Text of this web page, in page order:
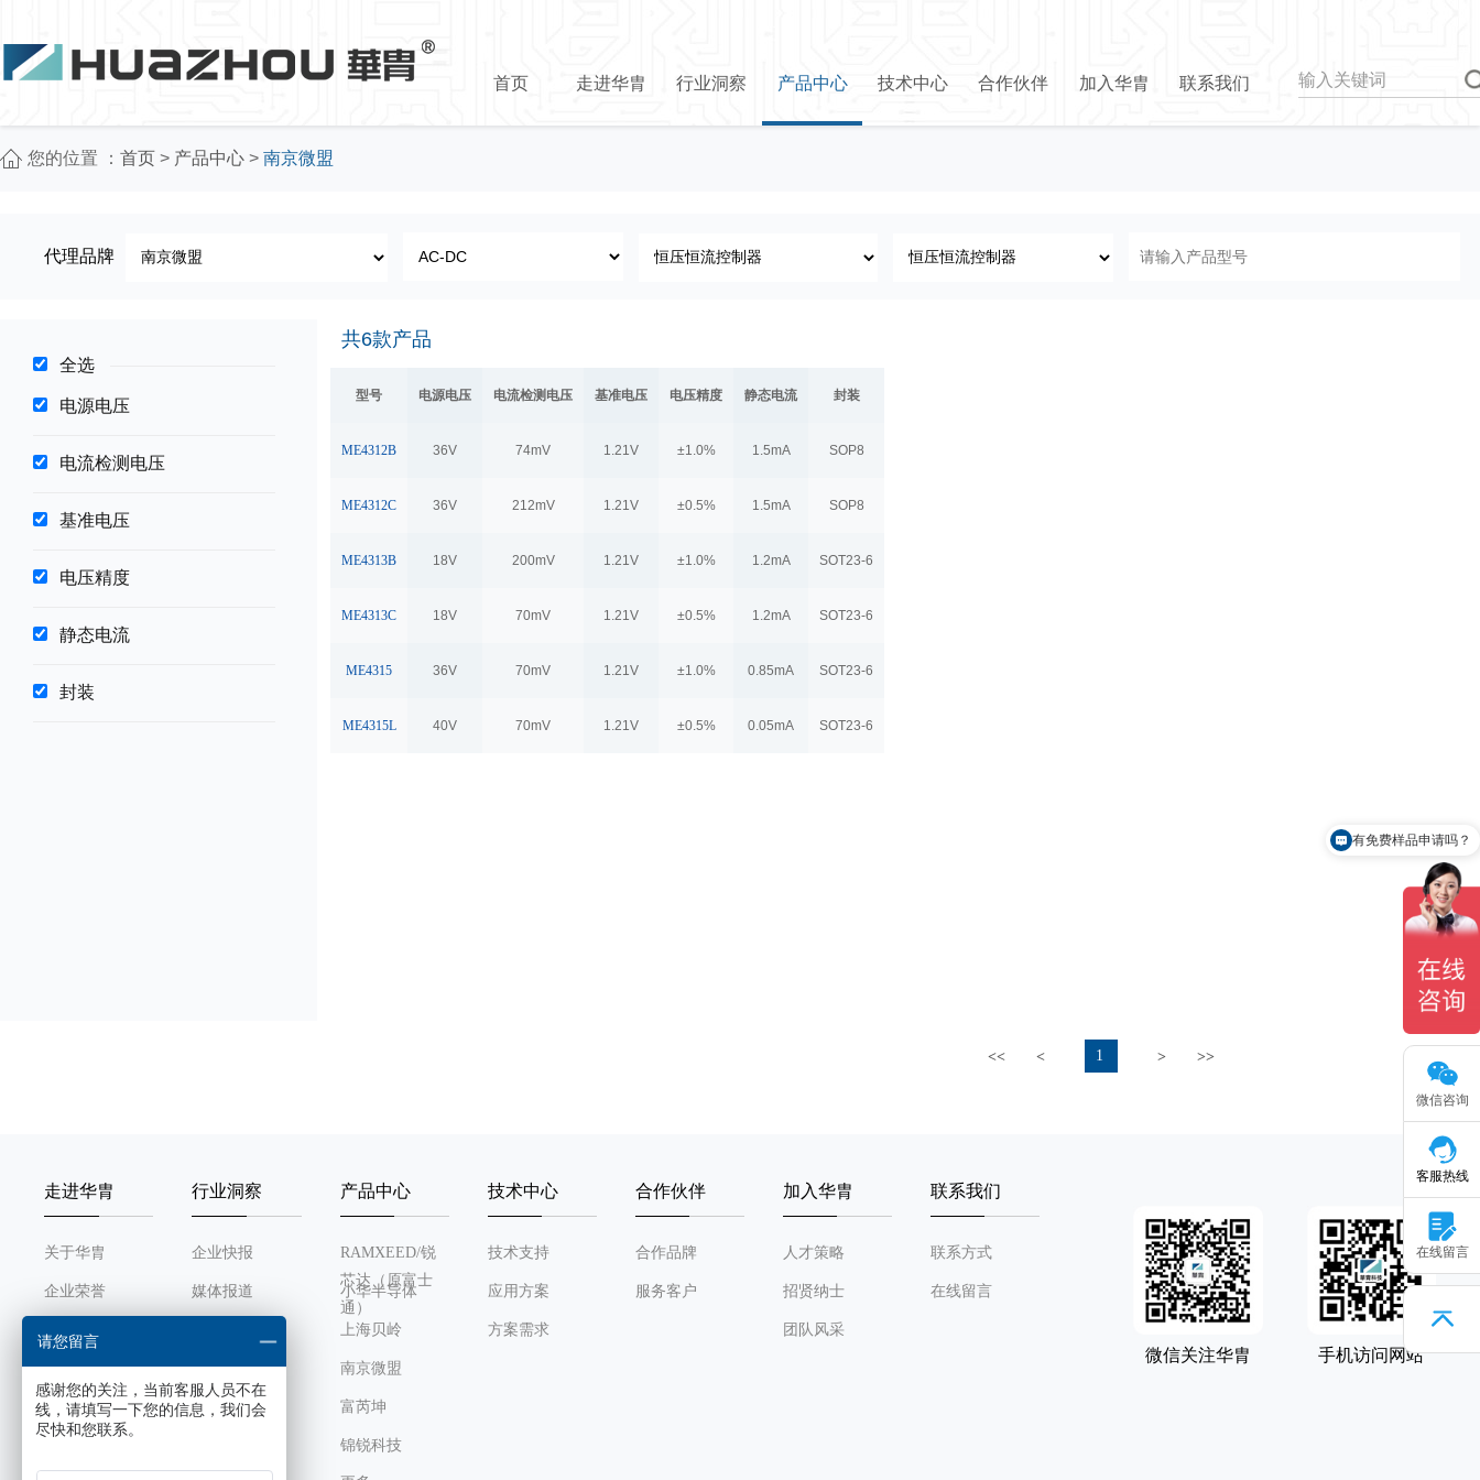
首页 走进华胄 行业洞察 产品中心 技术中心 合作伙伴 加入华胄 联系我们
您的位置 ： 首页 > 产品中心 > 南京微盟
代理品牌
全选
电源电压
电流检测电压
基准电压
电压精度
静态电流
封装
共6款产品
型号 电源电压 电流检测电压 基准电压 电压精度 静态电流 封装
ME4312B 36V 74mV 1.21V ±1.0% 1.5mA SOP8
ME4312C 36V 212mV 1.21V ±0.5% 1.5mA SOP8
ME4313B 18V 200mV 1.21V ±1.0% 1.2mA SOT23-6
ME4313C 18V 70mV 1.21V ±0.5% 1.2mA SOT23-6
ME4315 36V 70mV 1.21V ±1.0% 0.85mA SOT23-6
ME4315L 40V 70mV 1.21V ±0.5% 0.05mA SOT23-6
<< < 1 > >>
走进华胄
关于华胄
企业荣誉
发展历程
组织架构
企业文化
行业洞察
企业快报
媒体报道
产品中心
RAMXEED/锐
芯达（原富士
通）
小华半导体
上海贝岭
南京微盟
富芮坤
锦锐科技
技术中心
技术支持
应用方案
方案需求
合作伙伴
合作品牌
服务客户
加入华胄
人才策略
招贤纳士
团队风采
联系我们
联系方式
在线留言
微信关注华胄 手机访问网站
微信咨询
客服热线
在线留言
有免费样品申请吗？
请您留言
感谢您的关注，当前客服人员不在
线，请填写一下您的信息，我们会
尽快和您联系。